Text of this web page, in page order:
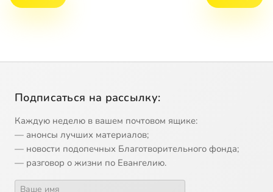
Подписаться на рассылку:
Каждую неделю в вашем почтовом ящике:
— анонсы лучших материалов;
— новости подопечных Благотворительного фонда;
— разговор о жизни по Евангелию.